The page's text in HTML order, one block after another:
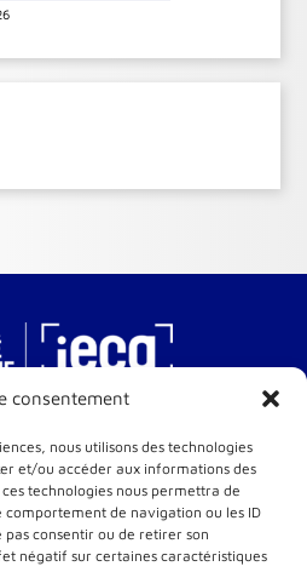
consentement
nous utilisons des technologies
et/ou accéder aux informations des
technologies nous permettra de
de navigation ou les ID
pas consentir ou de retirer son
négatif sur certaines caractéristiques
de Cinéma et d’Audiovisuel
de Lorraine